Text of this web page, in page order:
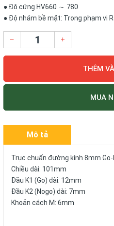
● Độ cứng HV660 ～ 780
● Độ nhám bề mặt: Trong phạm vi
– +
THÊM
MUA
Mô tả
Trục chuẩn đường kính 8mm Go-
Chiều dài: 101mm
Đầu K1 (Go) dài: 12mm
Đầu K2 (Nogo) dài: 7mm
Khoản cách M: 6mm